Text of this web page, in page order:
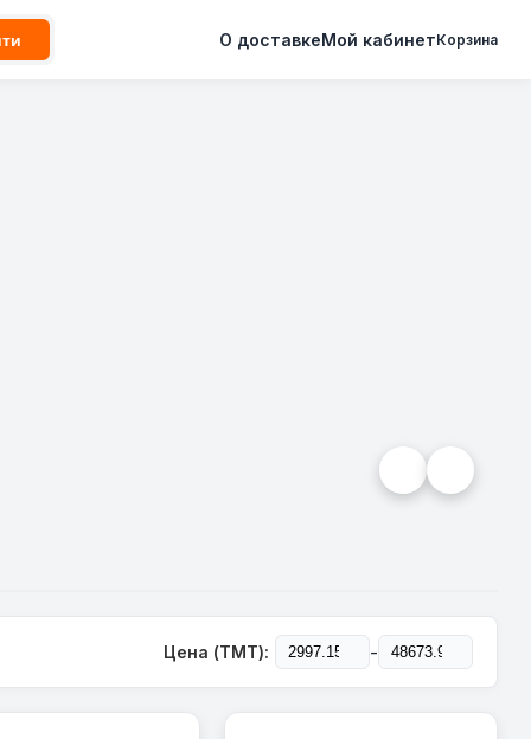
О доставкеМой кабинетКорзина
Цена (TMT): -